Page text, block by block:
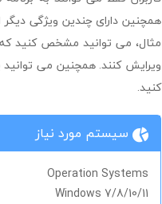
همچنین دارای چندین ویژگی
مثال، می توانید مشخص کنید که
ویرایش کنند. همچنین می
کنید.
سیستم مورد نیاز
Operation Systems
Windows 7/8/10/11